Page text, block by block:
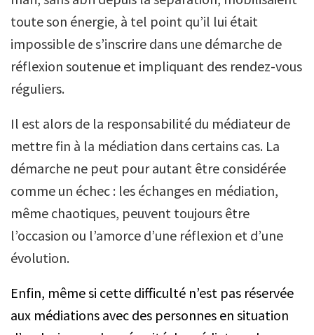
toute son énergie, à tel point qu’il lui était
impossible de s’inscrire dans une démarche de
réflexion soutenue et impliquant des rendez-vous
réguliers.
Il est alors de la responsabilité du médiateur de
mettre fin à la médiation dans certains cas. La
démarche ne peut pour autant être considérée
comme un échec : les échanges en médiation,
même chaotiques, peuvent toujours être
l’occasion ou l’amorce d’une réflexion et d’une
évolution.
Enfin, même si cette difficulté n’est pas réservée
aux médiations avec des personnes en situation